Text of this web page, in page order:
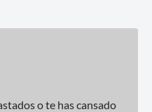
o te has cansado